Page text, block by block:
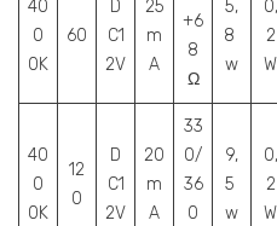
40
0
0K
60
D
C1
2V
25
m
A
+6
8
Ω
5,
8
w
0,
2
W
40
0
0K
12
0
D
C1
2V
20
m
A
33
0/
36
0
9,
5
w
0,
2
W